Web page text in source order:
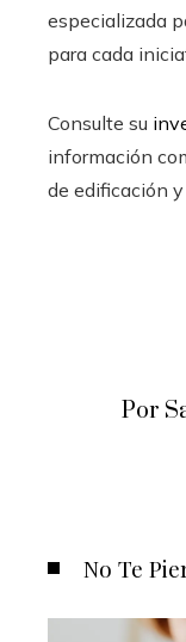
especializada
para cada
Consulte su
información
de edificación
Por
No Te